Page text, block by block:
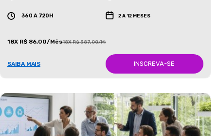
360 A 720H 2 A 12 MESES
18X R$ 86,00/Mês18X R$ 387,00/Mês
SAIBA MAIS INSCREVA-SE